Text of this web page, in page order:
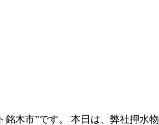
市”です。 本日は、弊社押水